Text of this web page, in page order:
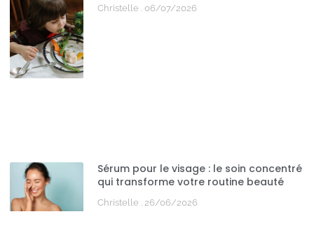
Christelle 06/07/2026
Sérum pour le visage : le soin concentré
qui transforme votre routine beauté
Christelle 26/06/2026